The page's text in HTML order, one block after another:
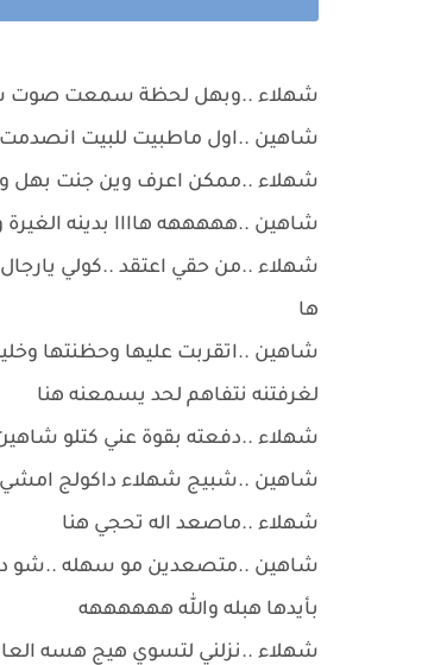
شهلاء ..وبهل لحظة سمعت صوت
شاهين ..اول ماطبيت للبيت انصدمت
شهلاء ..ممكن اعرف وين جنت بهل
شاهين ..هههههه هاااا بدينه الغيرة
شهلاء ..من حقي اعتقد ..كولي
ها
شاهين ..اتقربت عليها وحظنتها
لغرفتنه نتفاهم لحد يسمعنه هنا
شهلاء ..دفعته بقوة عني كتلو
شاهين ..شبيج شهلاء داكولج
شهلاء ..ماصعد اله تحجي هنا
شاهين ..متصعدين مو سهله ..شو
بأيدها هبله والله ههههههه
شهلاء ..نزلني لتسوي هيج هسه